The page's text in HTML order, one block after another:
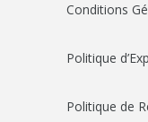
Conditions
Politique
Politique de